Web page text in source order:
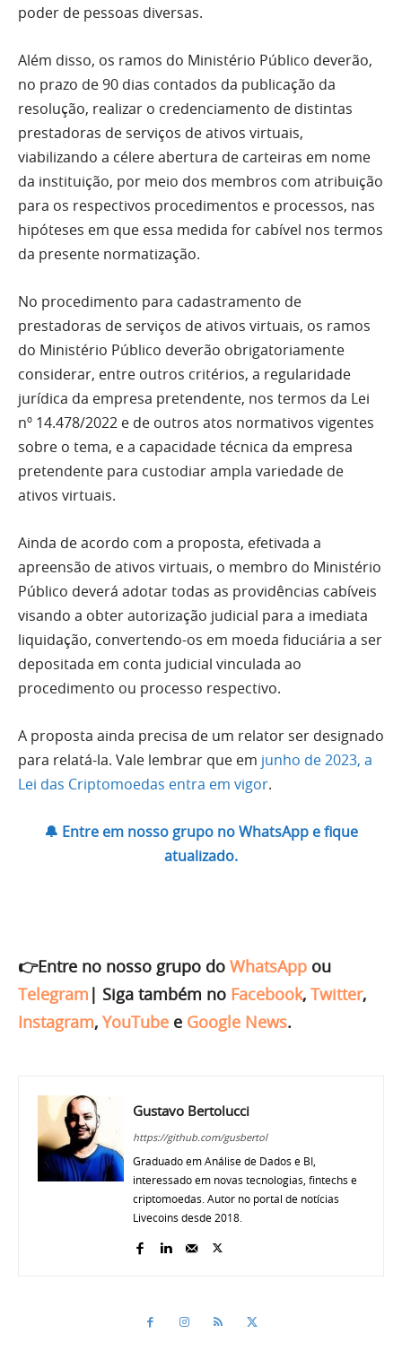
poder de pessoas diversas.
Além disso, os ramos do Ministério Público deverão,
no prazo de 90 dias contados da publicação da
resolução, realizar o credenciamento de distintas
prestadoras de serviços de ativos virtuais,
viabilizando a célere abertura de carteiras em nome
da instituição, por meio dos membros com atribuição
para os respectivos procedimentos e processos, nas
hipóteses em que essa medida for cabível nos termos
da presente normatização.
No procedimento para cadastramento de
prestadoras de serviços de ativos virtuais, os ramos
do Ministério Público deverão obrigatoriamente
considerar, entre outros critérios, a regularidade
jurídica da empresa pretendente, nos termos da Lei
nº 14.478/2022 e de outros atos normativos vigentes
sobre o tema, e a capacidade técnica da empresa
pretendente para custodiar ampla variedade de
ativos virtuais.
Ainda de acordo com a proposta, efetivada a
apreensão de ativos virtuais, o membro do Ministério
Público deverá adotar todas as providências cabíveis
visando a obter autorização judicial para a imediata
liquidação, convertendo-os em moeda fiduciária a ser
depositada em conta judicial vinculada ao
procedimento ou processo respectivo.
A proposta ainda precisa de um relator ser designado
para relatá-la. Vale lembrar que em junho de 2023, a
Lei das Criptomoedas entra em vigor.
🔔 Entre em nosso grupo no WhatsApp e fique
atualizado.
👉Entre no nosso grupo do WhatsApp ou
Telegram | Siga também no Facebook, Twitter,
Instagram, YouTube e Google News.
Gustavo Bertolucci
https://github.com/gusbertol
Graduado em Análise de Dados e BI,
interessado em novas tecnologias, fintechs e
criptomoedas. Autor no portal de notícias
Livecoins desde 2018.